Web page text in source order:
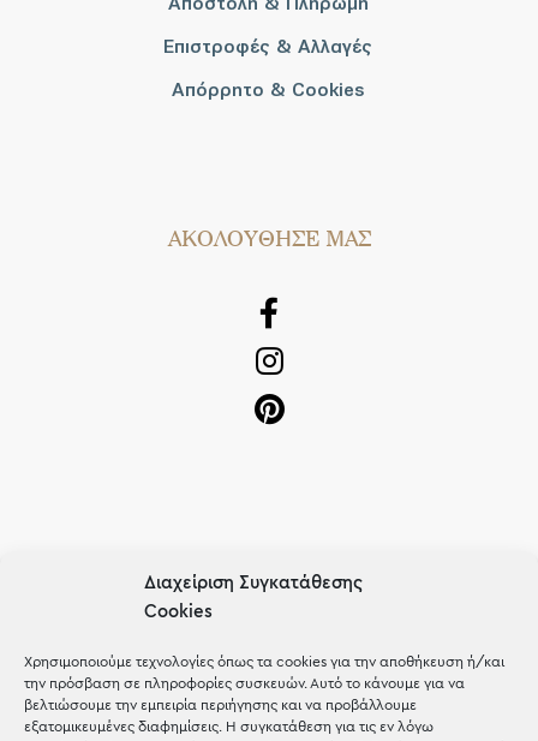
Διαχείριση Συγκατάθεσης
Cookies
Χρησιμοποιούμε τεχνολογίες όπως τα cookies για την αποθήκευση ή/και
την πρόσβαση σε πληροφορίες συσκευών. Αυτό το κάνουμε για να
βελτιώσουμε την εμπειρία περιήγησης και να προβάλλουμε
εξατομικευμένες διαφημίσεις. Η συγκατάθεση για τις εν λόγω
Επιστροφές & Αλλαγές
Απόρρητο & Cookies
AΚΟΛΟΥΘΗΣΕ ΜΑΣ
OUR RECIPE
Μέχρι 30€
Blog